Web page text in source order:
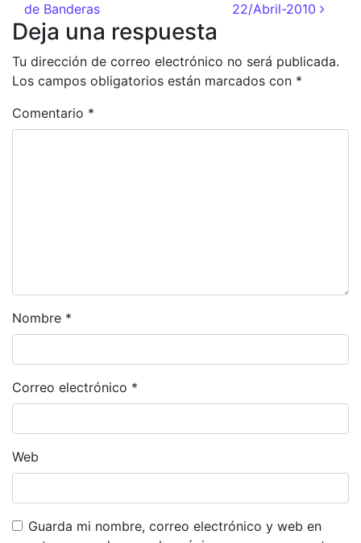
de Banderas
22/Abril-2010
Deja una respuesta
Tu dirección de correo electrónico no será publicada.
Los campos obligatorios están marcados con *
Comentario *
Nombre *
Correo electrónico *
Web
Guarda mi nombre, correo electrónico y web en